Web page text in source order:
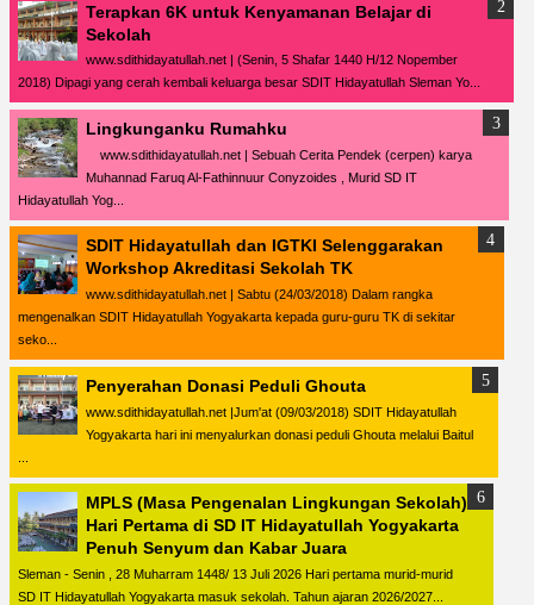
Terapkan 6K untuk Kenyamanan Belajar di
Sekolah
www.sdithidayatullah.net | (Senin, 5 Shafar 1440 H/12 Nopember
2018) Dipagi yang cerah kembali keluarga besar SDIT Hidayatullah Sleman Yo...
Lingkunganku Rumahku
www.sdithidayatullah.net | Sebuah Cerita Pendek (cerpen) karya
Muhannad Faruq Al-Fathinnuur Conyzoides , Murid SD IT
Hidayatullah Yog...
SDIT Hidayatullah dan IGTKI Selenggarakan
Workshop Akreditasi Sekolah TK
www.sdithidayatullah.net | Sabtu (24/03/2018) Dalam rangka
mengenalkan SDIT Hidayatullah Yogyakarta kepada guru-guru TK di sekitar
seko...
Penyerahan Donasi Peduli Ghouta
www.sdithidayatullah.net |Jum'at (09/03/2018) SDIT Hidayatullah
Yogyakarta hari ini menyalurkan donasi peduli Ghouta melalui Baitul
MPLS (Masa Pengenalan Lingkungan Sekolah)
Hari Pertama di SD IT Hidayatullah Yogyakarta
Penuh Senyum dan Kabar Juara
Sleman - Senin , 28 Muharram 1448/ 13 Juli 2026 Hari pertama murid-murid
SD IT Hidayatullah Yogyakarta masuk sekolah. Tahun ajaran 2026/2027...